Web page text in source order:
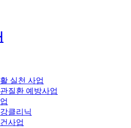
실천 사업
질환 예방사업
클리닉
사업